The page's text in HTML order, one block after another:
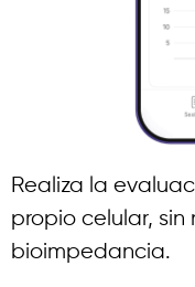
Realiza la
propio celular,
bioimpedancia.